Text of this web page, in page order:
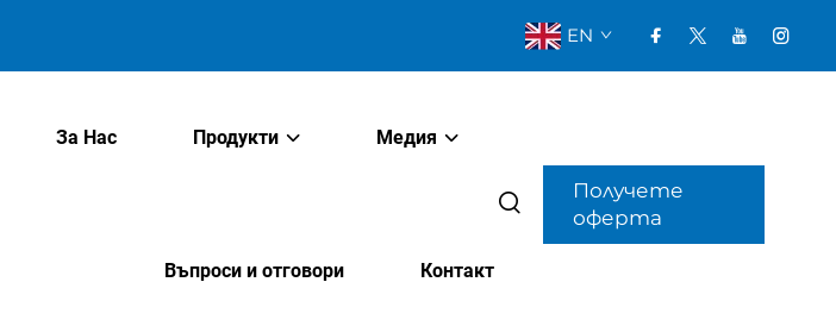
EN
За Нас Продукти Медия
Въпроси и отговори Контакт
Получете
оферта